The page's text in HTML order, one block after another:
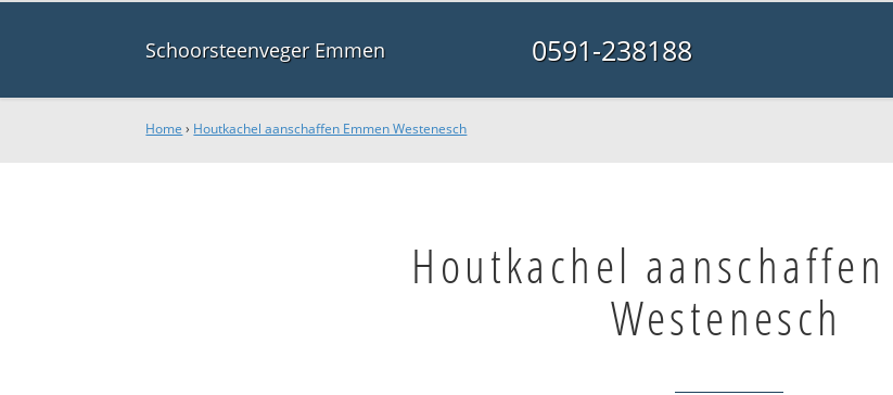
Schoorsteenveger Emmen 0591-238188
Home › Houtkachel aanschaffen Emmen Westenesch
Houtkachel aanschaffen
Westenesch